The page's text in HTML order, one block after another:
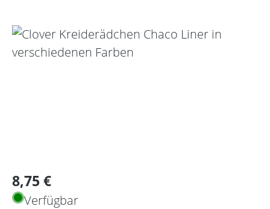
Bildergalerie überspringen
Regulärer Preis:
8,75 €
Verfügbar